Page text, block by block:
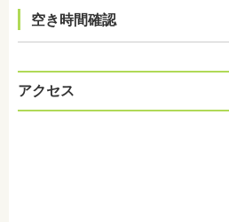
空き時間確認
アクセス